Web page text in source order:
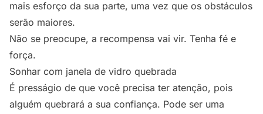
mais esforço da sua parte, uma vez que os obstáculos
serão maiores.
Não se preocupe, a recompensa vai vir. Tenha fé e
força.
Sonhar com janela de vidro quebrada
É presságio de que você precisa ter atenção, pois
alguém quebrará a sua confiança. Pode ser uma